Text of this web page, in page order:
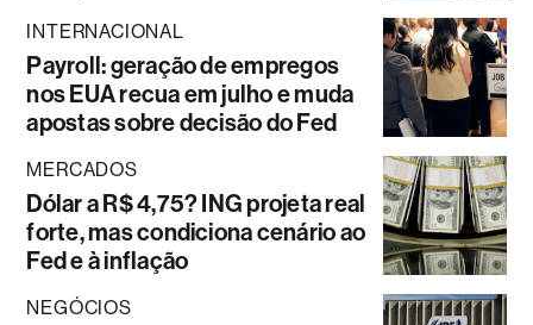
INTERNACIONAL
Payroll: geração de empregos
nos EUA recua em julho e muda
apostas sobre decisão do Fed
MERCADOS
Dólar a R$ 4,75? ING projeta real
forte, mas condiciona cenário ao
Fed e à inflação
NEGÓCIOS